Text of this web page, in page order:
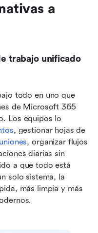
a
trabajo unificado
todo en uno que
de Microsoft 365
Los equipos lo
, gestionar hojas de
, organizar flujos
diarias sin
a que todo está
solo sistema, la
más limpia y más